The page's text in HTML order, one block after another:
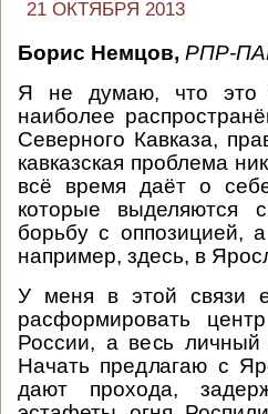
21 ОКТЯБРЯ 2013
Борис Немцов, РПР-
Я не думаю, что это
наиболее
Северного Кавказа,
кавказская проблема
всё время даёт о
которые выделяются
борьбу с оппозицией,
например, здесь, в
У меня в этой связи
расформировать
России, а весь личный
Начать предлагаю с
дают прохода,